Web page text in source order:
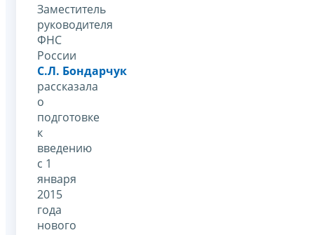
Заместитель
руководителя
ФНС
России
С.Л. Бондарчук
рассказала
о
подготовке
к
введению
с 1
января
2015
года
нового